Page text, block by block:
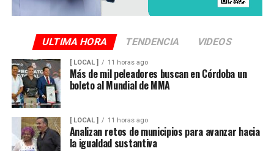
ULTIMA HORA TENDENCIA VIDEOS
[ LOCAL ] 11 horas ago
Más de mil peleadores buscan en Córdoba un
boleto al Mundial de MMA
[ LOCAL ] 11 horas ago
Analizan retos de municipios para avanzar hacia
la igualdad sustantiva